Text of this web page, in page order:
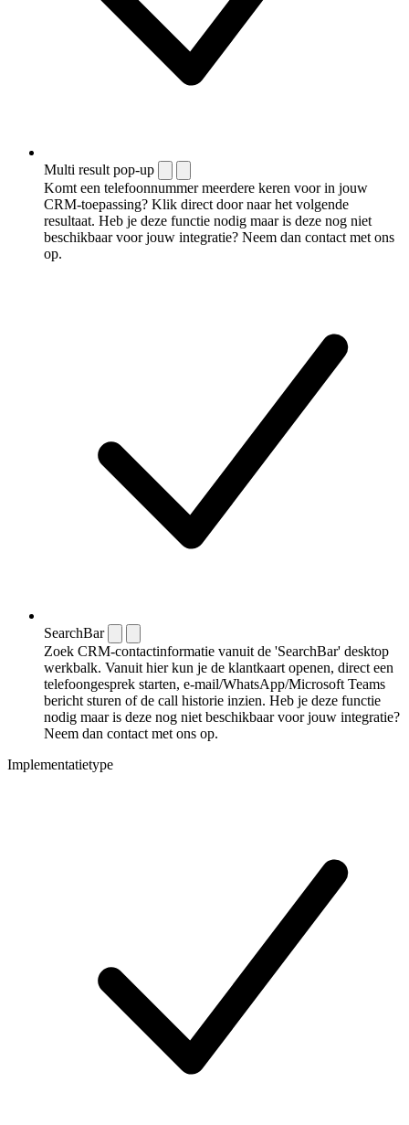
Multi result pop-up
Komt een telefoonnummer meerdere keren voor in jouw
CRM-toepassing? Klik direct door naar het volgende
resultaat. Heb je deze functie nodig maar is deze nog niet
beschikbaar voor jouw integratie? Neem dan contact met ons
op.
SearchBar
Zoek CRM-contactinformatie vanuit de 'SearchBar' desktop
werkbalk. Vanuit hier kun je de klantkaart openen, direct een
telefoongesprek starten, e-mail/WhatsApp/Microsoft Teams
bericht sturen of de call historie inzien. Heb je deze functie
nodig maar is deze nog niet beschikbaar voor jouw integratie?
Neem dan contact met ons op.
Implementatietype